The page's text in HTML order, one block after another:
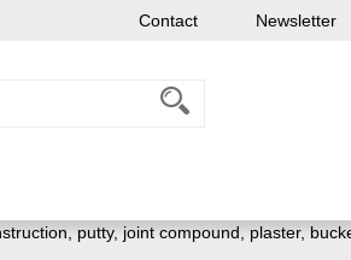
Contact Newsletter